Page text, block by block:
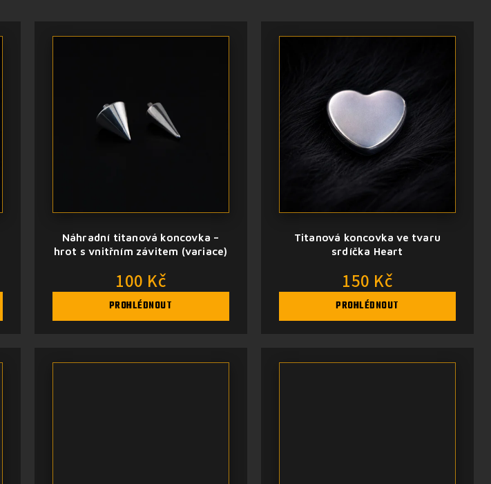
Náhradní titanová koncovka –
hrot s vnitřním závitem (variace)
100 Kč
PROHLÉDNOUT
Titanová koncovka ve tvaru
srdíčka Heart
150 Kč
PROHLÉDNOUT